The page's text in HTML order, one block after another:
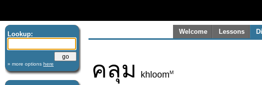
Lookup:
» more options here
Welcome Lessons
คลุม khloomM